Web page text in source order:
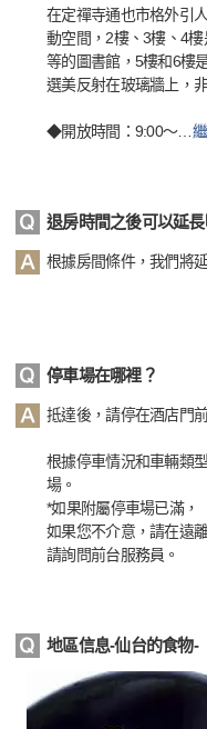
在定禪寺通也市格外引
動空間，2樓、3樓、4
等的圖書館，5樓和6樓
選美反射在玻璃牆上，
◆開放時間：9:00～…
退房時間之後可以延長
根據房間條件，我們將
停車場在哪裡？
抵達後，請停在酒店門
根據停車情況和車輛類
場。
*如果附屬停車場已滿，
如果您不介意，請在遠
請詢問前台服務員。
地區信息-仙台的食